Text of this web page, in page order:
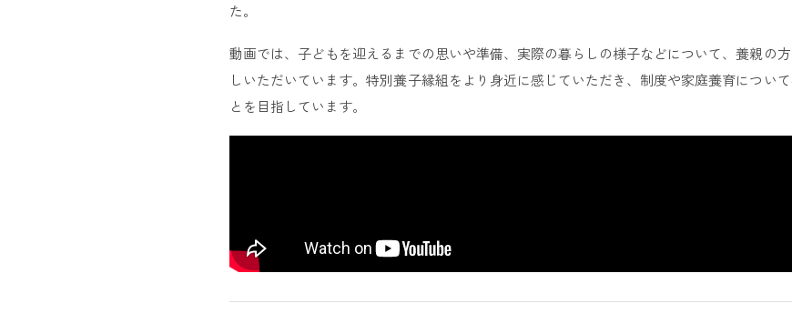
た。
動画では、子どもを迎えるまでの思いや準備、実際の暮らしの様子などについて、養親の
しいただいています。特別養子縁組をより身近に感じていただき、制度や家庭養育につい
とを目指しています。